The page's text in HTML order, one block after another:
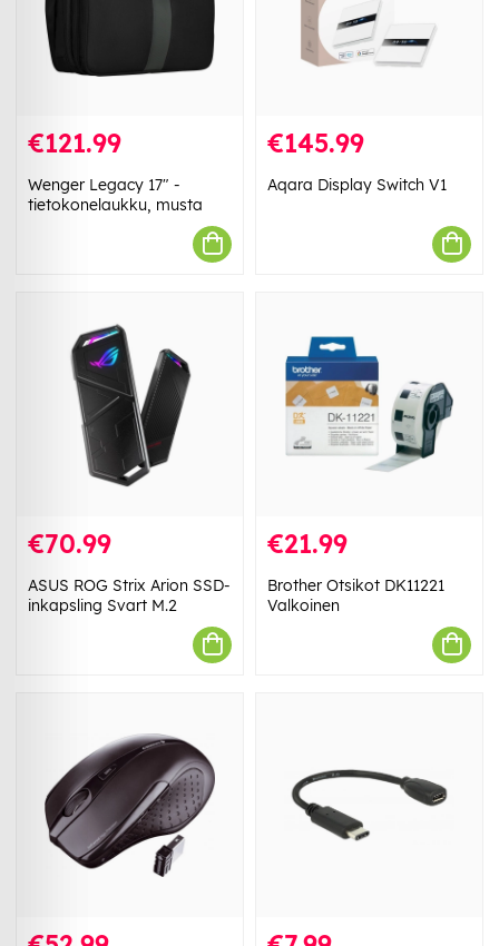
€121.99
Wenger Legacy 17" -
tietokonelaukku, musta
€145.99
Aqara Display Switch V1
€70.99
ASUS ROG Strix Arion SSD-
inkapsling Svart M.2
€21.99
Brother Otsikot DK11221
Valkoinen